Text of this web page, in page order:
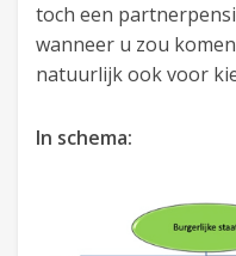
toch een
wanneer u zou
natuurlijk ook voor
In schema: